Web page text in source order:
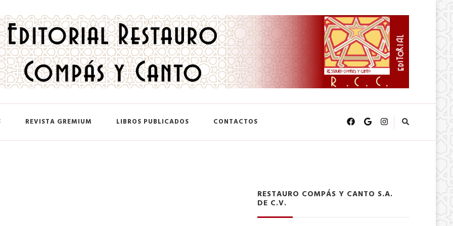
REVISTA GREMIUM LIBROS PUBLICADOS CONTACTOS
RESTAURO COMPÁS Y CANTO S.A.
DE C.V.